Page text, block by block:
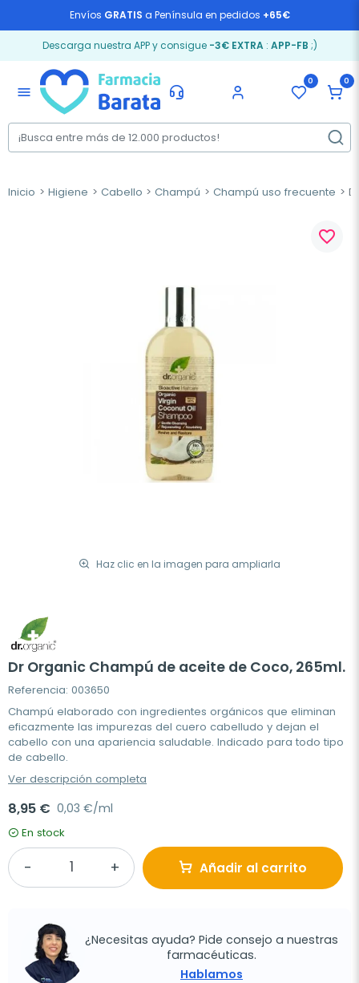
Envíos GRATIS a Península en pedidos +65€
Descarga nuestra APP y consigue -3€ EXTRA: APP-FB ;)
menu
0 0
Inicio Higiene Cabello Champú Champú uso frecuente
Haz clic en la imagen para ampliarla
favorite_border
Dr Organic Champú de aceite de Coco, 265ml.
Referencia: 003650
Champú elaborado con ingredientes orgánicos que eliminan
eficazmente las impurezas del cuero cabelludo y dejan el
cabello con una apariencia saludable. Indicado para todo tipo
de cabello.
Ver descripción completa
8,95 € 0,03 €/ml
En stock
Añadir al carrito
¿Necesitas ayuda? Pide consejo a nuestras
farmacéuticas.
Hablamos